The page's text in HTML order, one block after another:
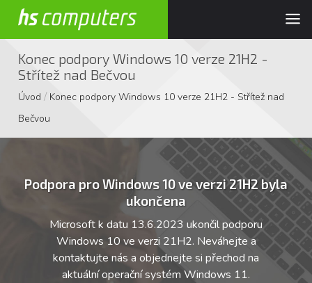
Konec podpory Windows 10 verze 21H2 -
Střítež nad Bečvou
Úvod / Konec podpory Windows 10 verze 21H2 - Střítež nad
Bečvou
Podpora pro Windows 10 ve verzi 21H2 byla
ukončena
Microsoft k datu 13.6.2023 ukončil podporu
Windows 10 ve verzi 21H2. Neváhejte a
kontaktujte nás a objednejte si přechod na
aktuální operační systém Windows 11.